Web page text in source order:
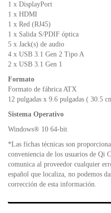
1 x DisplayPort
1 x HDMI
1 x Red (RJ45)
1 x Salida S/PDIF óptica
5 x Jack(s) de audio
4 x USB 3.1 Gen 2 Tipo A
2 x USB 3.1 Gen 1
Formato
Formato de fábrica ATX
12 pulgadas x 9.6 pulgadas ( 30.5
Sistema Operativo
Windows® 10 64-bit
*Las fichas técnicas son
conveniencia de los usuarios de Qi
comunica al proveedor cualquier
español que localiza, no podemos
corrección de esta información.